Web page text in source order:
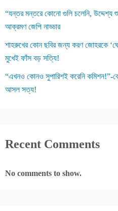
“যন্তর মন্তরে কোনো গুলি চলেনি, উদ্দেশ্য
আক্রমণ জেপি নাড্ডার
শাহরুখের কোন ছবির জন্য করণ জোহরকে
মুখেই ফাঁস বড় সত্যি!
“এখনও কোনও সুপারিশই করেনি কমিশন!”-
আসল সত্য!
Recent Comments
No comments to show.